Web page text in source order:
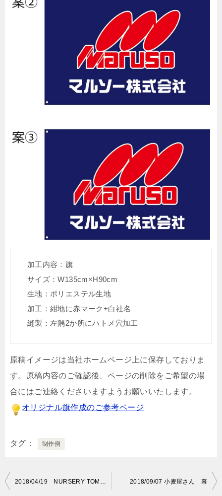
加工内容：旗
サイズ：W135cm×H90cm
生地：ポリエステル生地
加工：紺地に赤マーク+白社名
縫製：左隅2か所にハトメ穴加工
原稿イメージは当社ホームページ上に保存しておりま
す。原稿内容のご確認後、ページの削除をご希望の場
合にはご連絡くださいますようお願いいたします。
オリジナル旗作成のご参考ページ
タグ 制作例
投
2018/04/19 NURSERY TOMIDA 旗 2018/09/07 小麦屋さん 幕